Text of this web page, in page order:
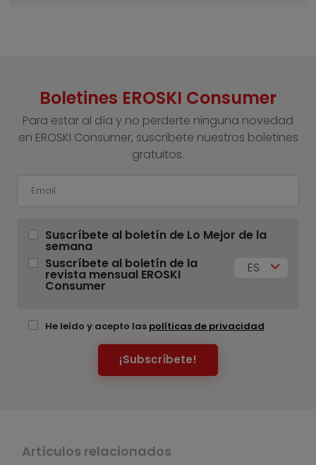
Boletines EROSKI Consumer
Para estar al día y no perderte ninguna novedad
en EROSKI Consumer, suscríbete nuestros boletines
gratuitos.
Suscríbete al boletín de Lo Mejor de la
semana
Suscríbete al boletín de la
revista mensual EROSKI
Consumer
ES
He leído y acepto las políticas de privacidad
¡Subscríbete!
Artículos relacionados